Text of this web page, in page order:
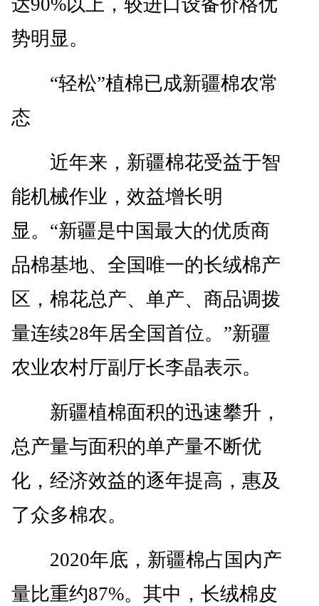
达90%以上，较进口设备价格优
势明显。
“轻松”植棉已成新疆棉农常
态
近年来，新疆棉花受益于智
能机械作业，效益增长明
显。“新疆是中国最大的优质商
品棉基地、全国唯一的长绒棉产
区，棉花总产、单产、商品调拨
量连续28年居全国首位。”新疆
农业农村厅副厅长李晶表示。
新疆植棉面积的迅速攀升，
总产量与面积的单产量不断优
化，经济效益的逐年提高，惠及
了众多棉农。
2020年底，新疆棉占国内产
量比重约87%。其中，长绒棉皮